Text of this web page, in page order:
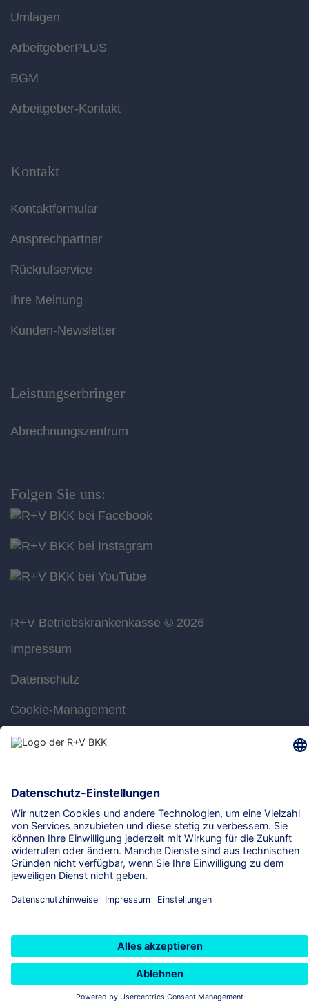
Umlagen
ArbeitgeberPLUS
BGM
Arbeitgeber-Kontakt
Kontakt
Kontaktformular
Ansprechpartner
Rückrufservice
Ihre Meinung
Kunden-Newsletter
Leistungserbringer
Abrechnungszentrum
Folgen Sie uns:
R+V Betriebskrankenkasse © 2026
Impressum
Datenschutz
Cookie-Management
Barrierefreiheit
Leichte Sprache